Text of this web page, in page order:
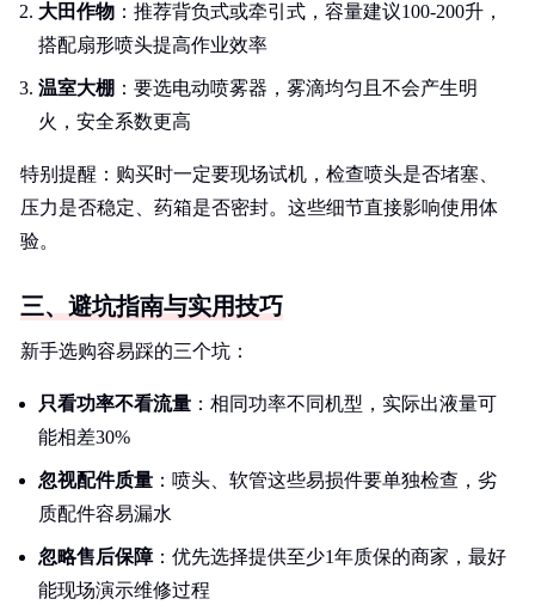
大田作物 ：推荐背负式或牵引式，容量建议100-200升，
搭配扇形喷头提高作业效率
温室大棚 ：要选电动喷雾器，雾滴均匀且不会产生明
火，安全系数更高
特别提醒：购买时一定要现场试机，检查喷头是否堵塞、
压力是否稳定、药箱是否密封。这些细节直接影响使用体
验。
三、避坑指南与实用技巧
新手选购容易踩的三个坑：
只看功率不看流量 ：相同功率不同机型，实际出液量可
能相差30%
忽视配件质量 ：喷头、软管这些易损件要单独检查，劣
质配件容易漏水
忽略售后保障：优先选择提供至少1年质保的商家，最好
能现场演示维修过程